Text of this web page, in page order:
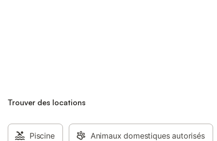
Trouver des locations
Piscine Animaux domestiques autorisés